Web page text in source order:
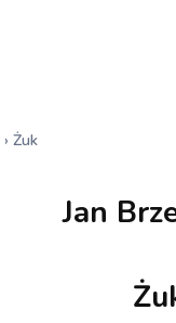
›Żuk
Jan